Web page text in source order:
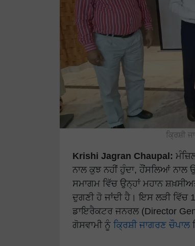
ਕ੍ਰਿਸ਼ੀ
Krishi Jagran Chaupal:
ਨਾਲ ਕੁਝ ਨਹੀਂ ਹੁੰਦਾ, ਹੌਂਸਲਿਆਂ
ਸਮਾਗਮ ਵਿੱਚ ਉਨ੍ਹਾਂ ਮਹਾਨ
ਦੁਗਣੀ ਹੋ ਜਾਂਦੀ ਹੈ। ਇਸ ਲੜੀ
ਡਾਇਰੈਕਟਰ ਜਨਰਲ (Director
ਗੋਸਵਾਮੀ ਨੂੰ ਕ੍ਰਿਸ਼ੀ ਜਾਗਰਣ ਚੌਪਾਲ